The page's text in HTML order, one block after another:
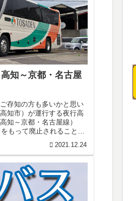
知～京都・名古屋
存知の方も多いかと思い
知市）が運行する夜行高
知～京都・名古屋線）
もって廃止されることが
2021.12.24